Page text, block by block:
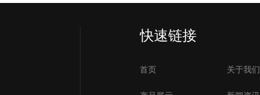
快速链接
首页 关于我们